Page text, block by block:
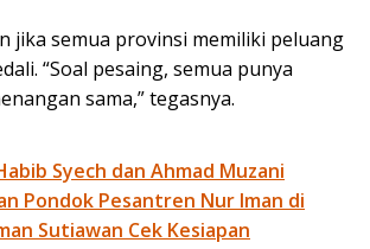
jika semua provinsi memiliki peluang
“Soal pesaing, semua punya
sama,” tegasnya.
Syech dan Ahmad Muzani
Pondok Pesantren Nur Iman di
Sutiawan Cek Kesiapan